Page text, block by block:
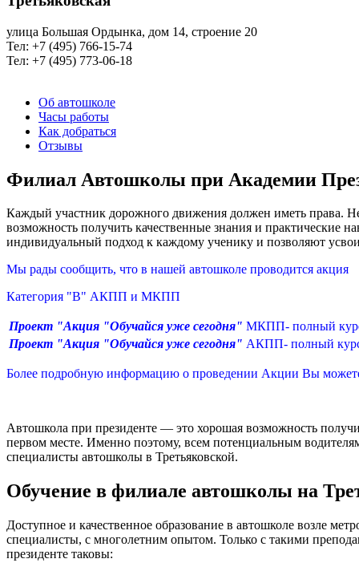
улица Большая Ордынка, дом 14, строение 20
Тел: +7 (495) 766-15-74
Тел: +7 (495) 773-06-18
Об автошколе
Часы работы
Как добраться
Отзывы
Филиал Автошколы при Академии
Каждый участник дорожного движения должен иметь права.
возможность получить качественные знания и практические
индивидуальный подход к каждому ученику и позволяют
Мы рады сообщить, что в нашей автошколе проводится акция
Категория "В" АКПП и МКПП
Проект "Акция "Обучайся уже сегодня" МКПП- полный курс
Проект "Акция "Обучайся уже сегодня" АКПП- полный курс
Более подробную информацию о проведении Акции Вы можете
Автошкола при президенте — это хорошая возможность
первом месте. Именно поэтому, всем потенциальным
специалисты автошколы в Третьяковской.
Обучение в филиале автошколы на
Доступное и качественное образование в автошколе возле
специалисты, с многолетним опытом. Только с такими
президенте таковы: